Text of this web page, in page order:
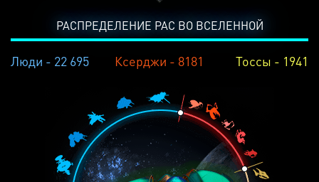
РАСПРЕДЕЛЕНИЕ РАС ВО ВСЕЛЕННОЙ
Люди - 22 695 Ксерджи - 8181 Тоссы - 1941